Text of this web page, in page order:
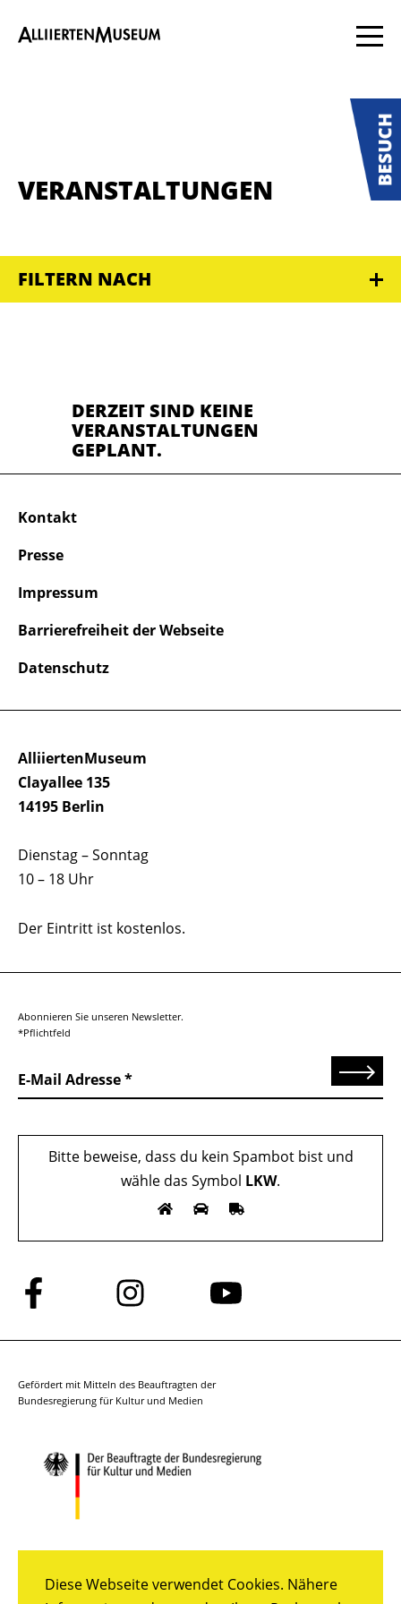
Diese Webseite verwendet Cookies. Nähere
VERANSTALTUNGEN
FILTERN NACH
DERZEIT SIND KEINE
VERANSTALTUNGEN
GEPLANT.
AlliiertenMuseum
Clayallee 135
14195 Berlin
Dienstag – Sonntag
10 – 18 Uhr
Der Eintritt ist kostenlos.
Kontakt
Presse
Impressum
Barrierefreiheit der Webseite
Datenschutz
Abonnieren Sie unseren Newsletter.
*Pflichtfeld
E-Mail Adresse Senden
Bitte beweise, dass du kein Spambot bist und
wähle das Symbol LKW.
Folge
uns
auf
Folge
uns
auf
Folge
auf
Gefördert mit Mitteln des Beauftragten der
Bundesregierung für Kultur und Medien